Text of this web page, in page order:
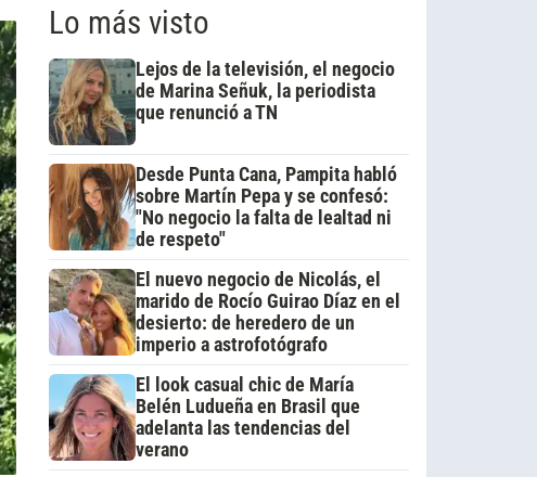
Lo más visto
Lejos de la televisión, el negocio
de Marina Señuk, la periodista
que renunció a TN
Desde Punta Cana, Pampita habló
sobre Martín Pepa y se confesó:
"No negocio la falta de lealtad ni
de respeto"
El nuevo negocio de Nicolás, el
marido de Rocío Guirao Díaz en el
desierto: de heredero de un
imperio a astrofotógrafo
El look casual chic de María
Belén Ludueña en Brasil que
adelanta las tendencias del
verano